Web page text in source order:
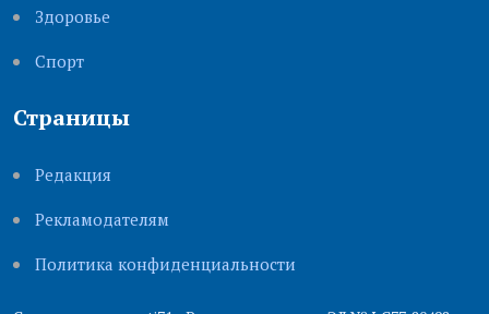
Здоровье
Cпорт
Страницы
Редакция
Рекламодателям
Политика конфиденциальности